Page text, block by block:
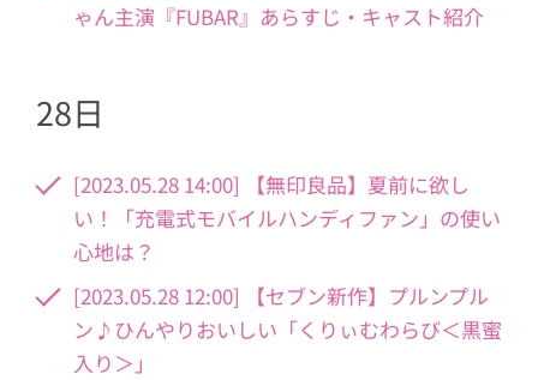
ゃん主演『FUBAR』あらすじ・キャスト紹介
28日
[2023.05.28 14:00] 【無印良品】夏前に欲し
い！「充電式モバイルハンディファン」の使い
心地は？
[2023.05.28 12:00] 【セブン新作】プルンプル
ン♪ひんやりおいしい「くりぃむわらび＜黒蜜
入り＞」